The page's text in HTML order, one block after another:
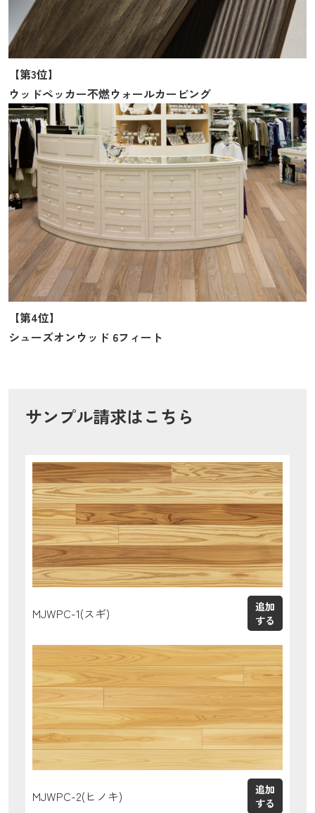
【第3位】
ウッドペッカー不燃ウォールカービング
【第4位】
シューズオンウッド 6フィート
サンプル請求はこちら
MJWPC-1(スギ)
MJWPC-2(ヒノキ)